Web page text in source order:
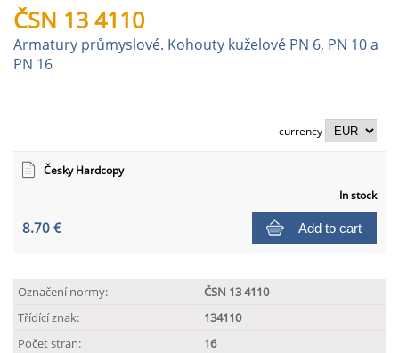
ČSN 13 4110
Armatury průmyslové. Kohouty kuželové PN 6, PN 10 a
PN 16
currency
Česky Hardcopy
In stock
8.70 € Add to cart
Označení normy:
ČSN 13 4110
Třídící znak:
134110
Počet stran:
16